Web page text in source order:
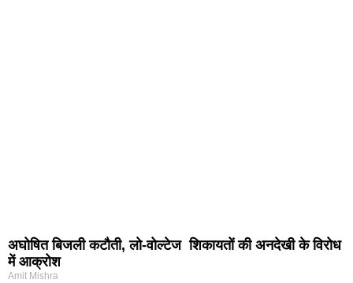
अघोषित बिजली कटौती, लो-वोल्टेज शिकायतों की अनदेखी के विरोध
में आक्रोश
Amit Mishra